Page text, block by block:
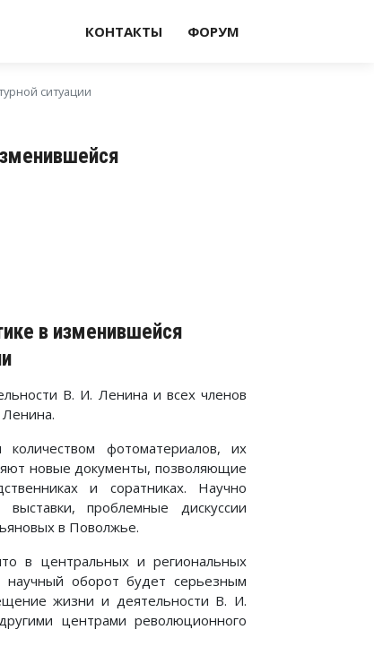
КОНТАКТЫ ФОРУМ
ситуации
в изменившейся
В. И. Ленина и всех членов
фотоматериалов, их
новые документы, позволяющие
и соратниках. Научно
проблемные дискуссии
в Поволжье.
в центральных и региональных
оборот будет серьезным
жизни и деятельности В. И.
центрами революционного